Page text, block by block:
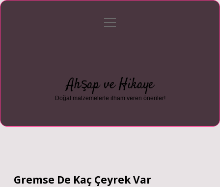
Gizlilik Politikası
menüyü
Ahşap ve Hikaye
Doğal malzemelerle ilham veren öneriler!
Gremse De Kaç Çeyrek Var